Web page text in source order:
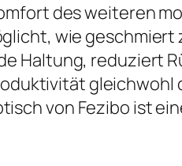
des weiteren
wie geschmiert
Haltung, reduziert
gleichwohl
von Fezibo ist